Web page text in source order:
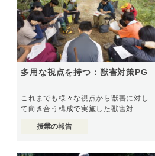
多用な視点を持つ：獣害対策PG
これまでも様々な視点から獣害に対し
て向き合う構成で実施した獣害対
授業の報告